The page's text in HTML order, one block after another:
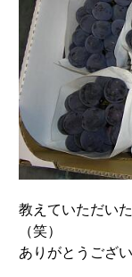
教えていただい
（笑）
ありがとうござい